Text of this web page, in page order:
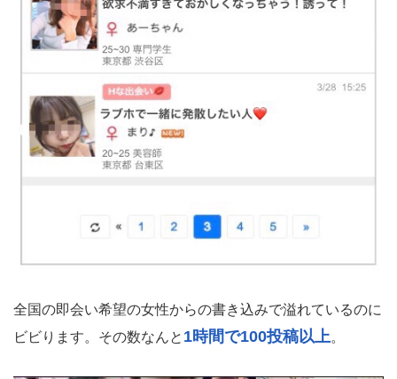
全国の即会い希望の女性からの書き込みで溢れているのに
ビビります。その数なんと 1時間で100投稿以上。